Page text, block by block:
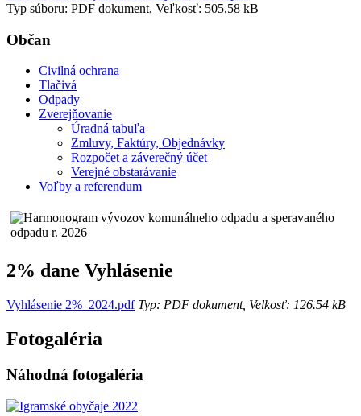
Typ súboru: PDF dokument, Veľkosť: 505,58 kB
Občan
Civilná ochrana
Tlačivá
Odpady
Zverejňovanie
Úradná tabuľa
Zmluvy, Faktúry, Objednávky
Rozpočet a záverečný účet
Verejné obstarávanie
Voľby a referendum
2% dane Vyhlásenie
Vyhlásenie 2%_2024.pdfTyp: PDF dokument, Velkosť: 126.54 kB
Fotogaléria
Náhodná fotogaléria